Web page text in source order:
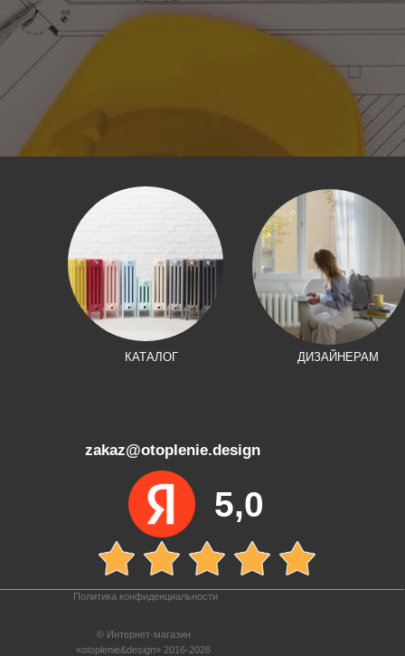
КАТАЛОГ ДИЗАЙНЕРАМ
© Интернет-магазин
«otoplenie&design» 2016-2026
Политика конфиденциальности
zakaz@otoplenie.design
5,0